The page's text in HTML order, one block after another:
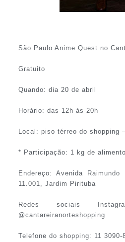
São Paulo Anime Quest no
Gratuito
Quando: dia 20 de abril
Horário: das 12h às 20h
Local: piso térreo do shopping
* Participação: 1 kg de
Endereço: Avenida
11.001, Jardim Pirituba
Redes sociais
@cantareiranorteshopping
Telefone do shopping: 11 3090-